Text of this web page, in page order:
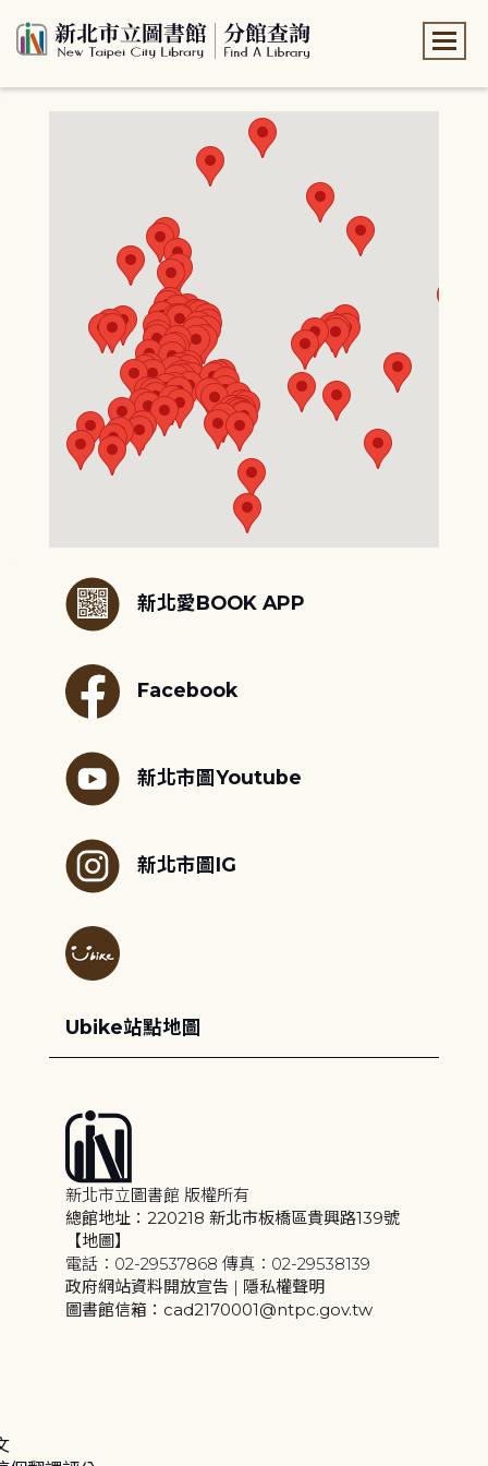
新北愛BOOK APP
Facebook
新北市圖Youtube
新北市圖IG
Ubike站點地圖
新北市立圖書館 版權所有
總館地址：220218 新北市板橋區貴興路139號
【地圖】
電話：02-29537868 傳真：02-29538139
政府網站資料開放宣告 | 隱私權聲明
圖書館信箱：cad2170001@ntpc.gov.tw